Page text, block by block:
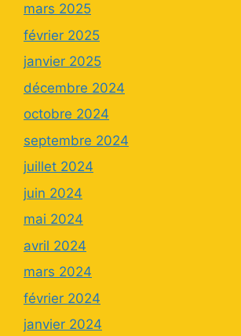
mars 2025
février 2025
janvier 2025
décembre 2024
octobre 2024
septembre 2024
juillet 2024
juin 2024
mai 2024
avril 2024
mars 2024
février 2024
janvier 2024